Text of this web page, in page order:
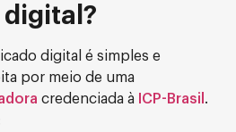
digital é simples e
por meio de uma
credenciada à ICP-Brasil .